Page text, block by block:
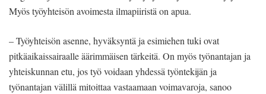
Myös työyhteisön avoimesta ilmapiiristä on apua.
– Työyhteisön asenne, hyväksyntä ja esimiehen tuki ovat
pitkäaikaissairaalle äärimmäisen tärkeitä. On myös työnantajan ja
yhteiskunnan etu, jos työ voidaan yhdessä työntekijän ja
työnantajan välillä mitoittaa vastaamaan voimavaroja, sanoo